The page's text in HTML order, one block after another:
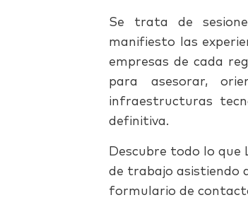
Se trata de
manifiesto las
empresas de cada
para asesorar,
infraestructuras
definitiva.
Descubre todo lo que
de trabajo asistiendo
formulario de